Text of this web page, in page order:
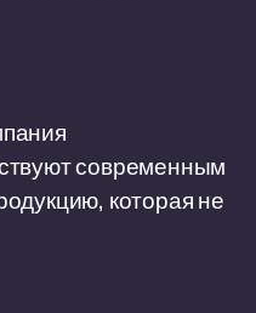
современным
которая не